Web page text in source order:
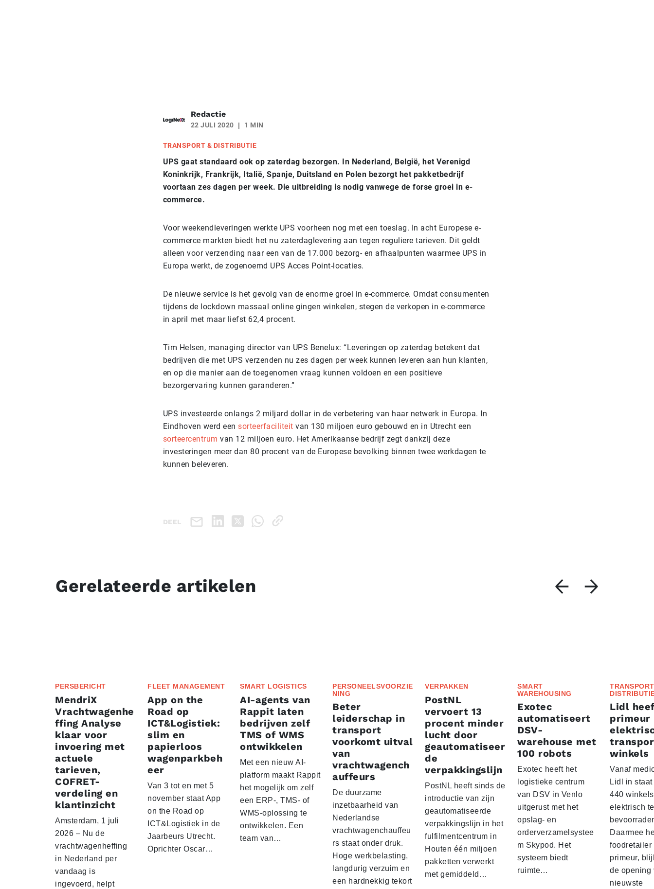
Redactie
22 JULI 2020 1 MIN
TRANSPORT & DISTRIBUTIE
UPS gaat standaard ook op zaterdag bezorgen. In Nederland, België, het Verenigd
Koninkrijk, Frankrijk, Italië, Spanje, Duitsland en Polen bezorgt het pakketbedrijf
voortaan zes dagen per week. Die uitbreiding is nodig vanwege de forse groei in e-
commerce.
Voor weekendleveringen werkte UPS voorheen nog met een toeslag. In acht Europese e-
commerce markten biedt het nu zaterdaglevering aan tegen reguliere tarieven. Dit geldt
alleen voor verzending naar een van de 17.000 bezorg- en afhaalpunten waarmee UPS in
Europa werkt, de zogenoemd UPS Acces Point-locaties.
De nieuwe service is het gevolg van de enorme groei in e-commerce. Omdat consumenten
tijdens de lockdown massaal online gingen winkelen, stegen de verkopen in e-commerce
in april met maar liefst 62,4 procent.
Tim Helsen, managing director van UPS Benelux: “Leveringen op zaterdag betekent dat
bedrijven die met UPS verzenden nu zes dagen per week kunnen leveren aan hun klanten,
en op die manier aan de toegenomen vraag kunnen voldoen en een positieve
bezorgervaring kunnen garanderen.”
UPS investeerde onlangs 2 miljard dollar in de verbetering van haar netwerk in Europa. In
Eindhoven werd een sorteerfaciliteit van 130 miljoen euro gebouwd en in Utrecht een
sorteercentrum van 12 miljoen euro. Het Amerikaanse bedrijf zegt dankzij deze
investeringen meer dan 80 procent van de Europese bevolking binnen twee werkdagen te
kunnen beleveren.
DEEL
Gerelateerde artikelen
PERSBERICHT
MendriX
Vrachtwagenhe
ffing Analyse
klaar voor
invoering met
actuele
tarieven,
COFRET-
verdeling en
klantinzicht
Amsterdam, 1 juli
2026 – Nu de
vrachtwagenheffing
in Nederland per
vandaag is
ingevoerd, helpt
FLEET MANAGEMENT
App on the
Road op
ICT&Logistiek:
slim en
papierloos
wagenparkbeh
eer
Van 3 tot en met 5
november staat App
on the Road op
ICT&Logistiek in de
Jaarbeurs Utrecht.
Oprichter Oscar…
SMART LOGISTICS
AI-agents van
Rappit laten
bedrijven zelf
TMS of WMS
ontwikkelen
Met een nieuw AI-
platform maakt Rappit
het mogelijk om zelf
een ERP-, TMS- of
WMS-oplossing te
ontwikkelen. Een
team van…
PERSONEELSVOORZIE
NING
Beter
leiderschap in
transport
voorkomt uitval
van
vrachtwagench
auffeurs
De duurzame
inzetbaarheid van
Nederlandse
vrachtwagenchauffeu
rs staat onder druk.
Hoge werkbelasting,
langdurig verzuim en
een hardnekkig tekort
VERPAKKEN
PostNL
vervoert 13
procent minder
lucht door
geautomatiseer
de
verpakkingslijn
PostNL heeft sinds de
introductie van zijn
geautomatiseerde
verpakkingslijn in het
fulfilmentcentrum in
Houten één miljoen
pakketten verwerkt
met gemiddeld…
SMART
WAREHOUSING
Exotec
automatiseert
DSV-
warehouse met
100 robots
Exotec heeft het
logistieke centrum
van DSV in Venlo
uitgerust met het
opslag- en
orderverzamelsystee
m Skypod. Het
systeem biedt
ruimte…
Lidl
primeur
winkels
Vanaf
Lidl in
440 winkels
elektrisch te
Daarmee
foodretailer
primeur,
de opening
nieuwste